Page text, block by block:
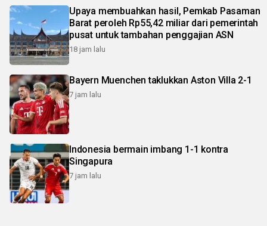
Upaya membuahkan hasil, Pemkab Pasaman
Barat peroleh Rp55,42 miliar dari pemerintah
pusat untuk tambahan penggajian ASN
18 jam lalu
Bayern Muenchen taklukkan Aston Villa 2-1
7 jam lalu
Indonesia bermain imbang 1-1 kontra
Singapura
7 jam lalu